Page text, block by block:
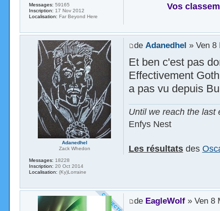
Vos
Messages: 59165
Inscription: 17 Nov 2012
Localisation: Far Beyond Here
de Adanedhel » Ven 8
Et ben c'est pas
Effectivement
a pas vu depuis
Until we reach the last
Enfys Nest
Les résultatsdes
Adanedhel
Zack Whedon
Messages: 18228
Inscription: 20 Oct 2014
Localisation: (Ky)Lorraine
de EagleWolf» Ven 8